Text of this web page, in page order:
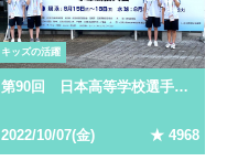
キッズの活躍
第90回 日本高等学校選手権水泳競技大会
2022/10/07(金) ★ 4968